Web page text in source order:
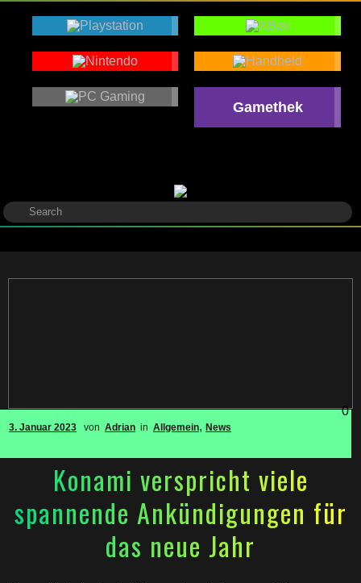
Gamethek
3. Januar 2023 von Adrian in Allgemein, News
0
Konami verspricht viele
spannende Ankündigungen für
das neue Jahr